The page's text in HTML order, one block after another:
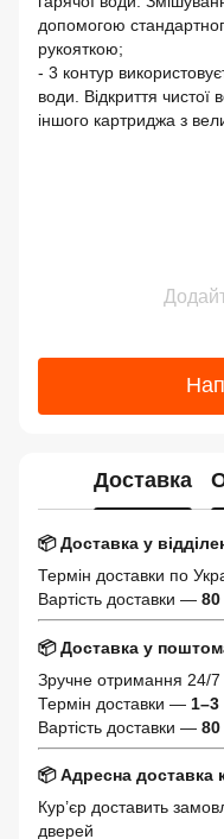
допомогою
рукояткою;
- 3 контур
води. Відкриття
іншого картриджа з
Доставка
📦 Доставка у
Термін доставки по
Вартість доставки — 80
📦 Доставка у
Зручне отримання 24/
Термін доставки — 1–3
Вартість доставки — 80
📦 Адресна доставка
Кур’єр доставить
дверей